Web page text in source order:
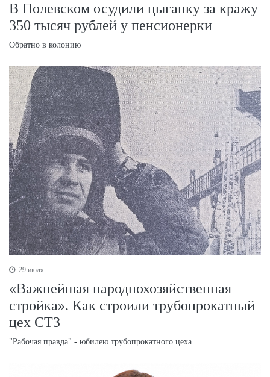
В Полевском осудили цыганку за кражу
350 тысяч рублей у пенсионерки
Обратно в колонию
29 июля
«Важнейшая народнохозяйственная
стройка». Как строили трубопрокатный
цех СТЗ
"Рабочая правда" - юбилею трубопрокатного цеха